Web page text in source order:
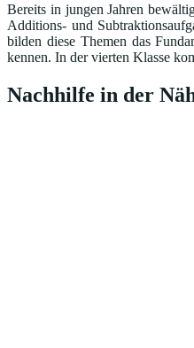
Bereits in jungen Jahren
Additions- und
bilden diese Themen das
kennen. In der vierten Klasse
Nachhilfe in der